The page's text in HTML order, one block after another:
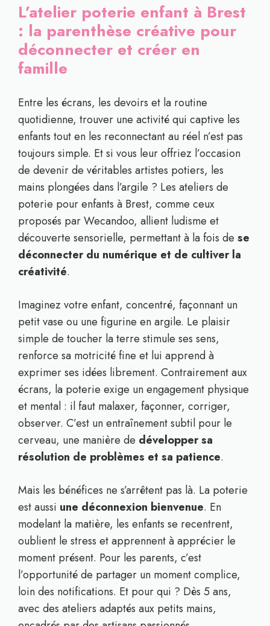
L’atelier poterie enfant à Brest
: la parenthèse créative pour
déconnecter et créer en
famille
Entre les écrans, les devoirs et la routine
quotidienne, trouver une activité qui captive les
enfants tout en les reconnectant au réel n’est pas
toujours simple. Et si vous leur offriez l’occasion
de devenir de véritables artistes potiers, les
mains plongées dans l’argile ? Les ateliers de
poterie pour enfants à Brest, comme ceux
proposés par Wecandoo, allient ludisme et
découverte sensorielle, permettant à la fois de se
déconnecter du numérique et de cultiver la
créativité.
Imaginez votre enfant, concentré, façonnant un
petit vase ou une figurine en argile. Le plaisir
simple de toucher la terre stimule ses sens,
renforce sa motricité fine et lui apprend à
exprimer ses idées librement. Contrairement aux
écrans, la poterie exige un engagement physique
et mental : il faut malaxer, façonner, corriger,
observer. C’est un entraînement subtil pour le
cerveau, une manière de développer sa
résolution de problèmes et sa patience.
Mais les bénéfices ne s’arrêtent pas là. La poterie
est aussi une déconnexion bienvenue. En
modelant la matière, les enfants se recentrent,
oublient le stress et apprennent à apprécier le
moment présent. Pour les parents, c’est
l’opportunité de partager un moment complice,
loin des notifications. Et pour qui ? Dès 5 ans,
avec des ateliers adaptés aux petits mains,